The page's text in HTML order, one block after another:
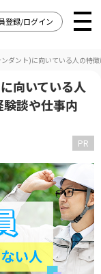
登録/ログイン
ダント)に向いている人の特
向いている人
談や仕事内
PR